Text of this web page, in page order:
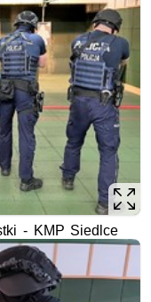
- KMP Siedlce